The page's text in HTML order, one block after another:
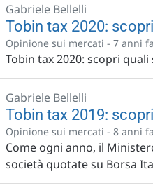
Gabriele Bellelli
Tobin tax 2020:
Opinione sui mercati - 7 anni fa
Tobin tax 2020: scopri
Gabriele Bellelli
Tobin tax 2019:
Opinione sui mercati - 8 anni fa
Come ogni anno, il
società quotate su Borsa